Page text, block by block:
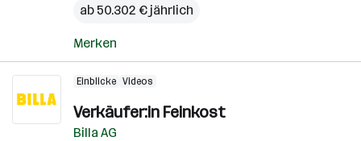
ab 50.302 € jährlich
Merken
Einblicke Videos
Verkäufer:in Feinkost
Billa AG